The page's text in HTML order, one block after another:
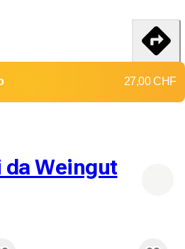
27,00 CHF
Weingut